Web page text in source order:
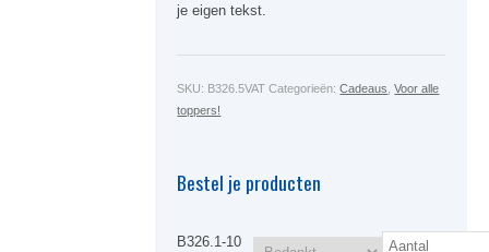
je eigen tekst.
SKU: B326.5VAT Categorieën:Cadeaus ,Voor alle
toppers!
Bestel je producten
B326.1-10